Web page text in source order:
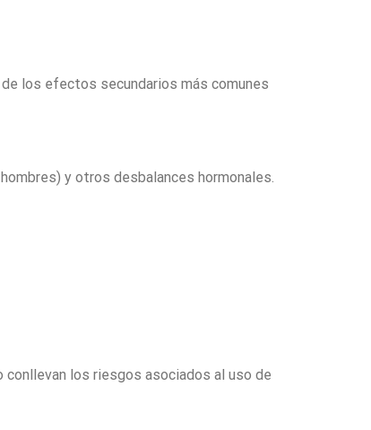
de los efectos secundarios más comunes
y otros desbalances hormonales.
los riesgos asociados al uso de